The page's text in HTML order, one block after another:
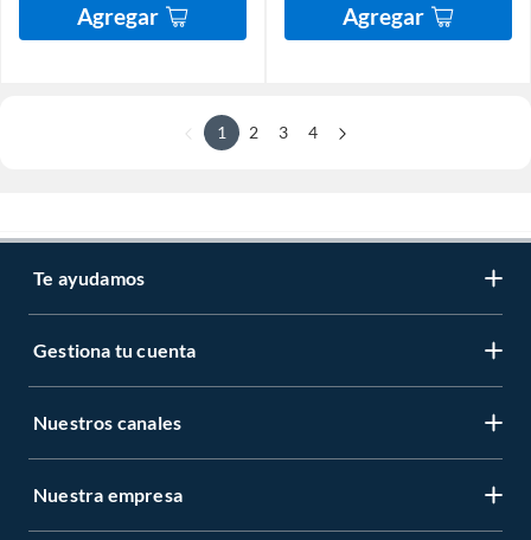
Agregar Agregar
1 2 3 4
Te ayudamos
Gestiona tu cuenta
Nuestros canales
Nuestra empresa